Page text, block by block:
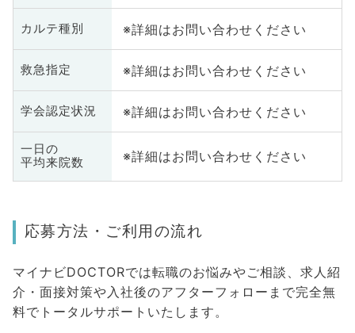
カルテ種別 ※詳細はお問い合わせください
救急指定 ※詳細はお問い合わせください
学会認定状況 ※詳細はお問い合わせください
一日の
平均来院数
※詳細はお問い合わせください
応募方法・ご利用の流れ
マイナビDOCTORでは転職のお悩みやご相談、求人紹
介・面接対策や入社後のアフターフォローまで完全無
料でトータルサポートいたします。